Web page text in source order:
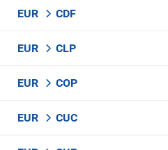
EUR CDF
EUR CLP
EUR COP
EUR CUC